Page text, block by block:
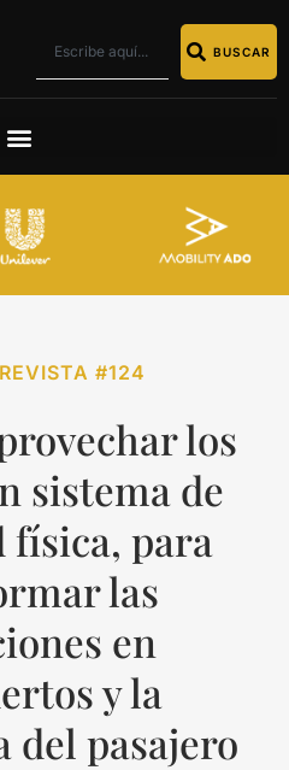
BUSCAR
#124
los
sistema de
física, para
las
en
y la
del pasajero